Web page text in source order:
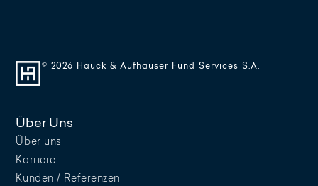
© 2026 Hauck & Aufhäuser Fund Services S.A.
Über Uns
Über uns
Karriere
Kunden / Referenzen